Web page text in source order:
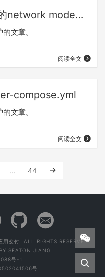
密码保护：F5OS 容器的network mode以及IP分配
文章。
阅读全文
compose.yml
文章。
阅读全文
… 44
交付. ALL RIGHTS RESERVED.
SEATON JIANG
号-1
号